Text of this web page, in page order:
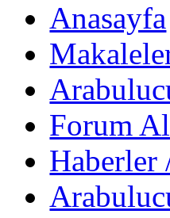
Anasayfa
Forum